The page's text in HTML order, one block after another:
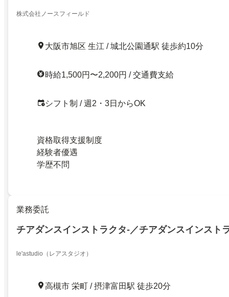
株式会社ノースフィールド
大阪市旭区 生江 / 城北公園通駅 徒歩約10分
時給1,500円〜2,200円 / 交通費支給
シフト制 / 週2・3日からOK
資格取得支援制度
経験者優遇
学歴不問
業務委託
チアダンスインストラクタ-／チアダンスインスト
le'astudio（レアスタジオ）
高槻市 栄町 / 摂津富田駅 徒歩20分